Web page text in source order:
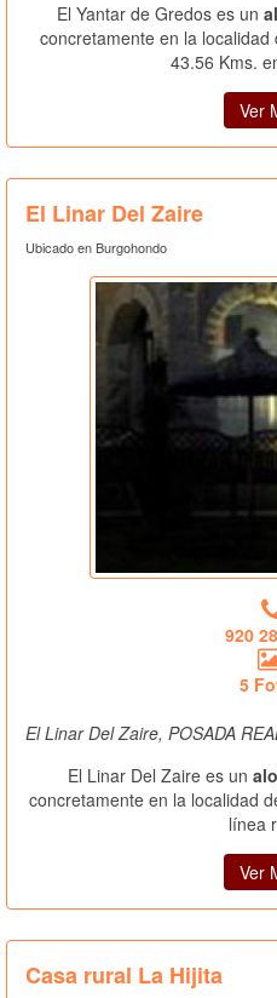
El Yantar de Gredos es un
concretamente en la
43.56 Kms.
Ver
El Linar Del Zaire
Ubicado en Burgohondo
920
5
El Linar Del Zaire, POSADA
El Linar Del Zaire es un
concretamente en la localidad
línea
Ver
Casa rural La Hijita